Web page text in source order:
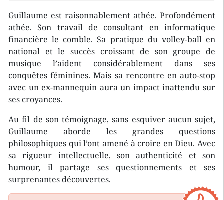
Guillaume est raisonnablement athée. Profondément
athée. Son travail de consultant en informatique
financière le comble. Sa pratique du volley-ball en
national et le succès croissant de son groupe de
musique l’aident considérablement dans ses
conquêtes féminines. Mais sa rencontre en auto-stop
avec un ex-mannequin aura un impact inattendu sur
ses croyances.
Au fil de son témoignage, sans esquiver aucun sujet,
Guillaume aborde les grandes questions
philosophiques qui l’ont amené à croire en Dieu. Avec
sa rigueur intellectuelle, son authenticité et son
humour, il partage ses questionnements et ses
surprenantes découvertes.